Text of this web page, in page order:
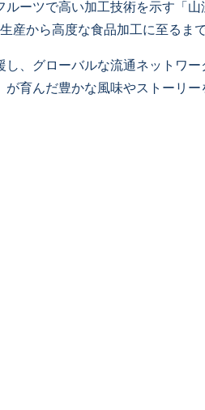
ーツで高い加工技術を示す「
から高度な食品加工に至るま
、グローバルな流通ネットワ
育んだ豊かな風味やストーリ